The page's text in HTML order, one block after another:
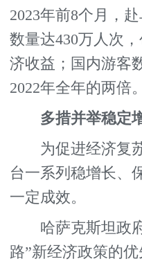
2023年前8个月，
数量达430万人次
济收益；国内游客
2022年全年的两倍。
多措并举稳定
为促进经济复苏
台一系列稳增长、
一定成效。
哈萨克斯坦政府
路”新经济政策的